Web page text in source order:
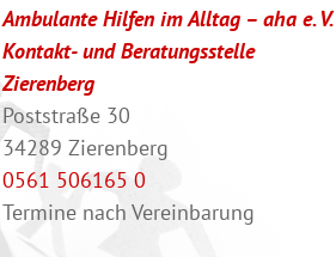
Ambulante Hilfen im Alltag – aha e. V.
Kontakt- und Beratungsstelle
Zierenberg
Poststraße 30
34289 Zierenberg
0561 506165 0
Termine nach Vereinbarung